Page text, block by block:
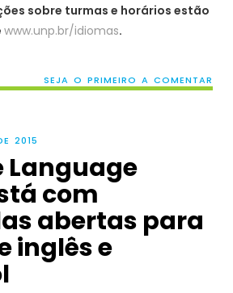
sobre turmas e horários estão
www.unp.br/idiomas.
SEJA O PRIMEIRO A COMENTAR
2015
Language
com
abertas para
inglês e